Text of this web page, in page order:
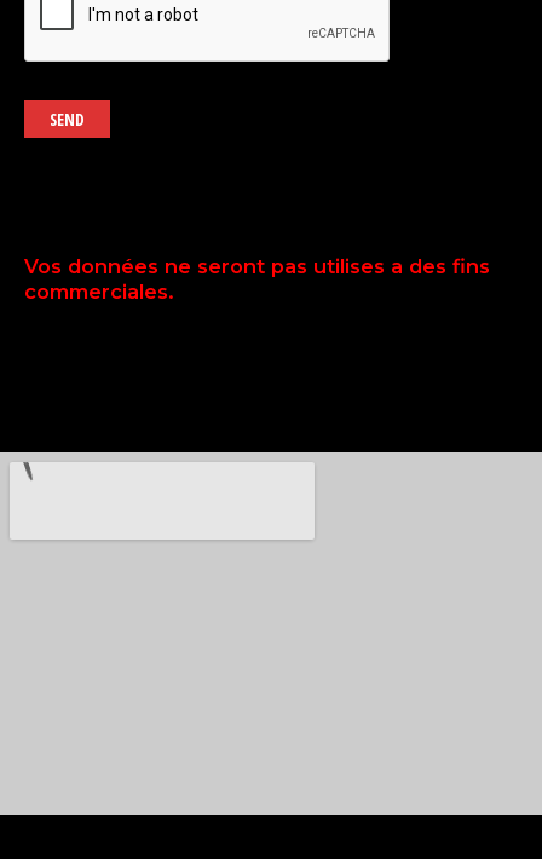
SEND
Vos données ne seront pas utilises a des fins
commerciales.